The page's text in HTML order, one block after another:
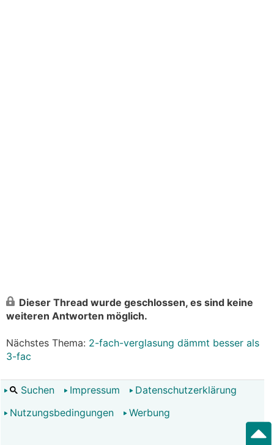
Dieser Thread wurde geschlossen, es sind keine
weiteren Antworten möglich.
Nächstes Thema: 2-fach-verglasung dämmt besser als
3-fac
Suchen Impressum
Datenschutzerklärung
Nutzungsbedingungen
Werbung